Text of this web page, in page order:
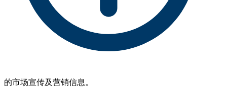
的市场宣传及营销信息。